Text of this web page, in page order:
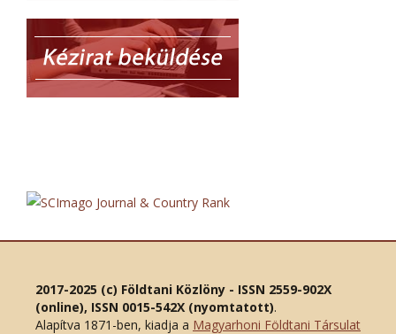
2017-2025 (c) Földtani Közlöny - ISSN 2559-902X
(online), ISSN 0015-542X (nyomtatott).
Alapítva 1871-ben, kiadja a Magyarhoni Földtani Társulat